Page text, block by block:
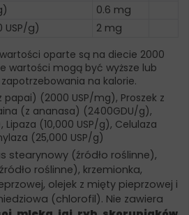
0.6 mg
g)
2 mg
oparte są na diecie 2000
wartości mogą być wyższe lub
na kalorie.
papai) (2000 USP/mg), Proszek z
(z ananasa) (2400GDU/g),
(10,000 USP/g), Celulaza
(25,000 USP/g)
stearynowy (źródło roślinne),
roślinne), krzemionka,
olejek z mięty pieprzowej i
(chlorofil). Nie zawiera